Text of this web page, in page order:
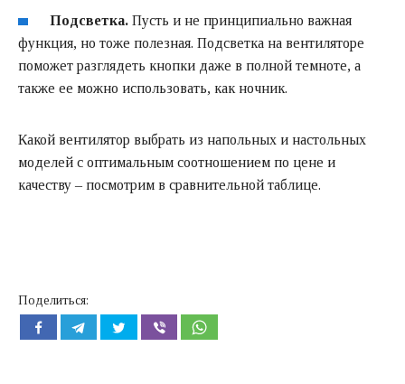
Подсветка. Пусть и не принципиально важная
функция, но тоже полезная. Подсветка на вентиляторе
поможет разглядеть кнопки даже в полной темноте, а
также ее можно использовать, как ночник.
Какой вентилятор выбрать из напольных и настольных
моделей с оптимальным соотношением по цене и
качеству – посмотрим в сравнительной таблице.
Поделиться: